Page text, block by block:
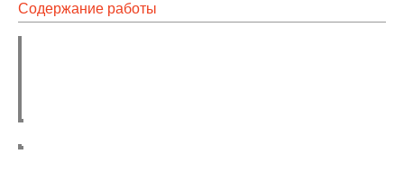
Содержание работы